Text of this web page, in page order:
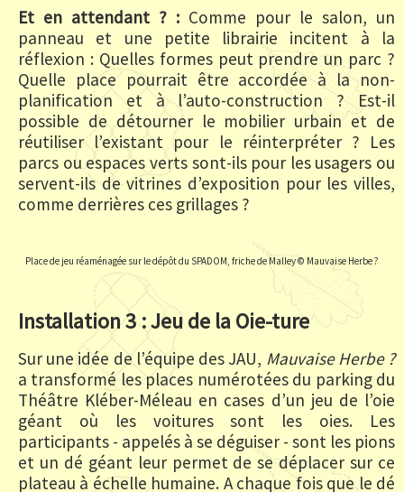
Et en attendant ? : Comme pour le salon, un
panneau et une petite librairie incitent à la
réflexion : Quelles formes peut prendre un parc ?
Quelle place pourrait être accordée à la non-
planification et à l’auto-construction ? Est-il
possible de détourner le mobilier urbain et de
réutiliser l’existant pour le réinterpréter ? Les
parcs ou espaces verts sont-ils pour les usagers ou
servent-ils de vitrines d’exposition pour les villes,
comme derrières ces grillages ?
Place de jeu réaménagée sur le dépôt du SPADOM, friche de Malley © Mauvaise Herbe ?
Installation 3 : Jeu de la Oie-ture
Sur une idée de l’équipe des JAU, Mauvaise Herbe ?
a transformé les places numérotées du parking du
Théâtre Kléber-Méleau en cases d’un jeu de l’oie
géant où les voitures sont les oies. Les
participants - appelés à se déguiser - sont les pions
et un dé géant leur permet de se déplacer sur ce
plateau à échelle humaine. A chaque fois que le dé